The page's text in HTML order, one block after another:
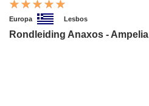
Europa Lesbos
Rondleiding Anaxos - Ampelia